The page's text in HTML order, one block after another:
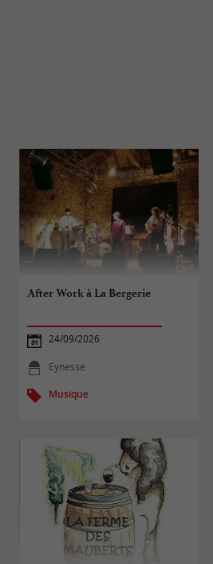
After Work à La Bergerie
24/09/2026
Eynesse
Musique